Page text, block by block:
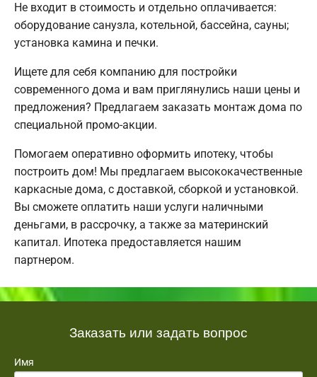
Не входит в стоимость и отдельно оплачивается:
оборудование санузла, котельной, бассейна, сауны;
установка камина и печки.
Ищете для себя компанию для постройки
современного дома и вам приглянулись наши цены и
предложения? Предлагаем заказать монтаж дома по
специальной промо-акции.
Помогаем оперативно оформить ипотеку, чтобы
построить дом! Мы предлагаем высококачественные
каркасные дома, с доставкой, сборкой и установкой.
Вы сможете оплатить наши услуги наличными
деньгами, в рассрочку, а также за материнский
капитал. Ипотека предоставляется нашим
партнером.
Заказать или задать вопрос
Имя